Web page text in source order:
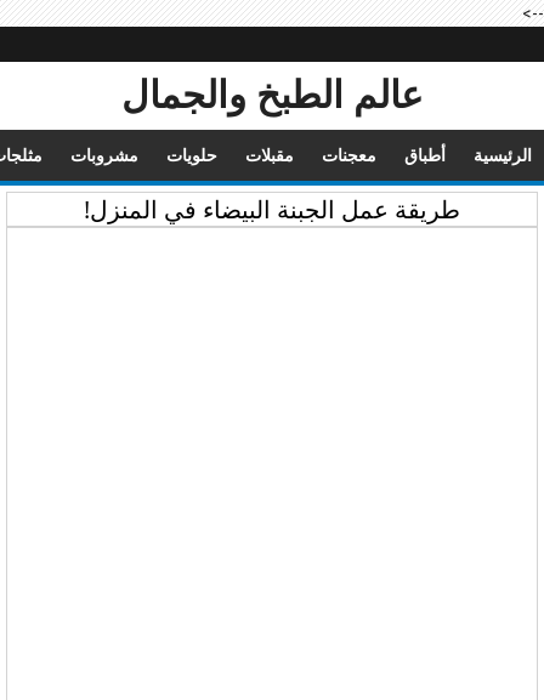
-->
عالم الطبخ والجمال
الرئيسية أطباق معجنات مقبلات حلويات مشروبات
طريقة عمل الجبنة البيضاء في المنزل!